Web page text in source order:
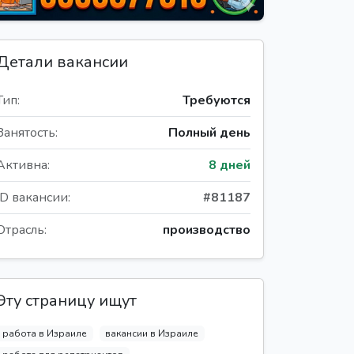
вакансии
Требуются
Полный день
8 дней
вакансии:
#81187
производство
страницу ищут
работа в Израиле
вакансии в Израиле